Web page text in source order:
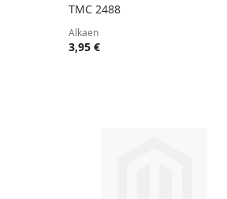
TMC 2488
Alkaen
3,95 €